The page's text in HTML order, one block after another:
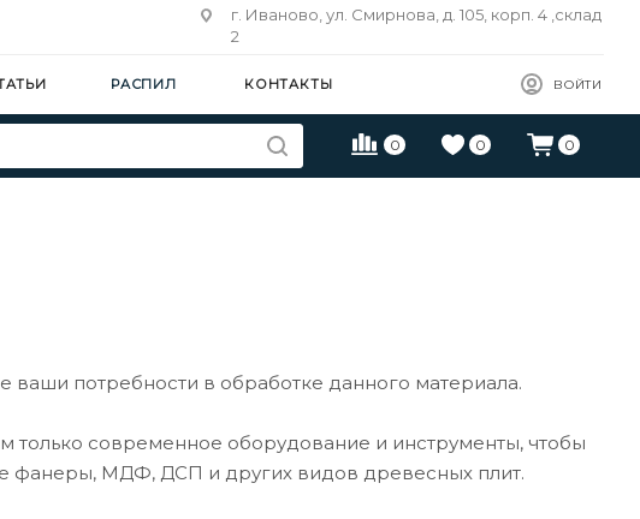
г. Иваново, ул. Смирнова, д. 105, корп. 4 ,склад
2
ВОЙТИ
РАСПИЛ КОНТАКТЫ
0 0 0
потребности в обработке данного материала.
современное оборудование и инструменты, чтобы
фанеры, МДФ, ДСП и других видов древесных плит.